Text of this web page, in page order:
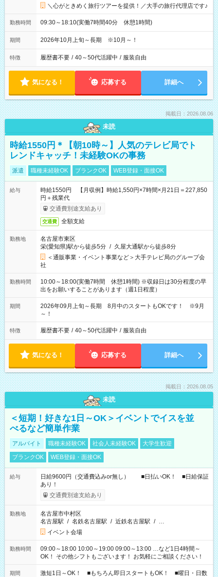
＼心がときめく旅行ツアーを提供！／大手の旅行代理店です♪
勤務時間 09:30～18:10(実働7時間40分 休憩1時間)
期間 2026年10月上旬～長期 ※10月～！
特徴 履歴書不要 / 40～50代活躍中 / 服装自由
気になる！ 応募する 詳細へ
掲載日：2026.08.06
未読
時給1550円＊【朝10時～】人気のテレビ局でト
レンドキャッチ！未経験OKの事務
派遣 職種未経験OK ブランクOK WEB登録・面接OK
給与
時給1550円 【月収例】時給1,550円×7時間×月21日＝227,850
円＋残業代
交通費別途支給あり
交通費 全額支給
勤務地
名古屋市東区
栄(愛知県)駅から徒歩5分 / 久屋大通駅から徒歩8分
＜通販事業・イベント事業など＞大手テレビ局のグループ会
社
勤務時間
10:00～18:00(実働7時間 休憩1時間) ※収録日は30分程度の早
出をお願いすることがあります（週1日程度）
期間
2026年09月上旬～長期 8月中のスタートもOKです！ ※9月
～！
特徴 履歴書不要 / 40～50代活躍中 / 服装自由
気になる！ 応募する 詳細へ
掲載日：2026.08.05
未読
＜短期！好きな1日～OK＞イベントでイスを並
べるなど簡単作業
アルバイト 職種未経験OK 社会人未経験OK
大学生歓迎
ブランクOK
WEB登録・面接OK
給与
日給9600円（交通費込みor無し） ■日払いOK！ ■日給保証
あり！
交通費別途支給あり
勤務地
名古屋市中村区
名古屋駅 / 名鉄名古屋駅 / 近鉄名古屋駅 / …
イベント会場
勤務時間
09:00～18:00 10:00～19:00 09:00～13:00 …など1日4時間～
OK！ その他シフトもございます！ お気軽にご相談ください！
期間
激短1日～OK！ ■もちろん即日スタートもOK！ ■曜日・日数